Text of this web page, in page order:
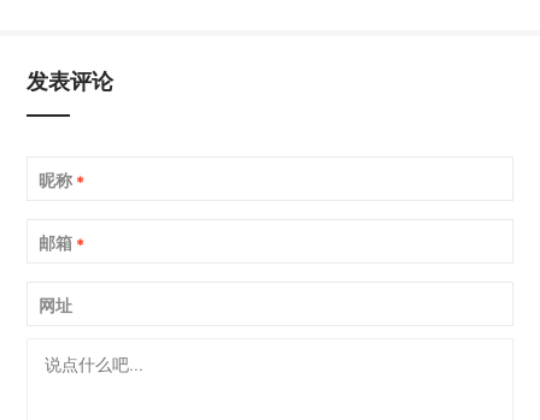
发表评论
昵称 *
邮箱 *
网址